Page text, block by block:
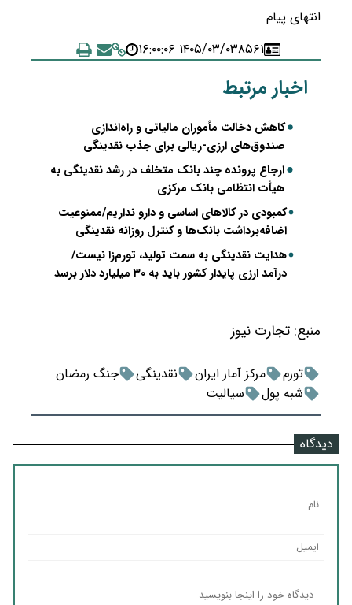
انتهای پیام
۸۵۶۱۱۴۰۵/۰۳/۰۳ ۱۶:۰۰:۰۶
اخبار مرتبط
کاهش دخالت مأموران مالیاتی و راه‌اندازی
صندوق‌های ارزی-ریالی برای جذب نقدینگی
ارجاع پرونده چند بانک متخلف در رشد نقدینگی به
هیأت انتظامی بانک مرکزی
کمبودی در کالاهای اساسی و دارو نداریم/ممنوعیت
اضافه‌برداشت بانک‌ها و کنترل روزانه نقدینگی
هدایت نقدینگی به سمت تولید، تورم‌زا نیست/
درآمد ارزی پایدار کشور باید به ۳۰ میلیارد دلار برسد
منبع: تجارت نیوز
تورم مرکز آمار ایران نقدینگی
جنگ رمضان
شبه پول
سیالیت
دیدگاه